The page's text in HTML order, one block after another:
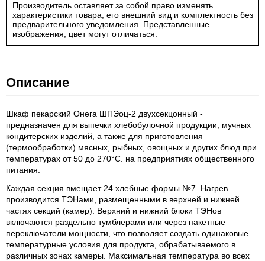
Производитель оставляет за собой право изменять
характеристики товара, его внешний вид и комплектность без
предварительного уведомления. Представленные
изображения, цвет могут отличаться.
Описание
Шкаф пекарский Онега ШПЭоц-2 двухсекцонный -
предназначен для выпечки хлебобулочной продукции, мучных
кондитерских изделий, а также для приготовления
(термообработки) мясных, рыбных, овощных и других блюд при
температурах от 50 до 270°C. на предприятиях общественного
питания.
Каждая секция вмещает 24 хлебные формы №7. Нагрев
производится ТЭНами, размещенными в верхней и нижней
частях секций (камер). Верхний и нижний блоки ТЭНов
включаются раздельно тумблерами или через пакетные
переключатели мощности, что позволяет создать одинаковые
температурные условия для продукта, обрабатываемого в
различных зонах камеры. Максимальная температура во всех